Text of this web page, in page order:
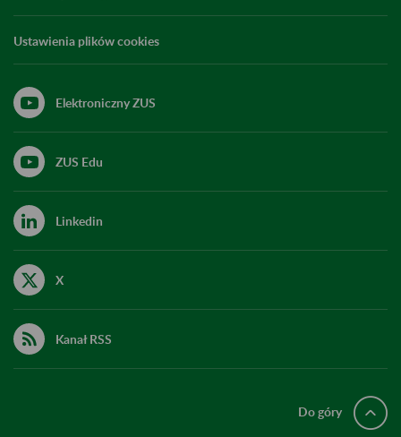
Ustawienia plików cookies
Elektroniczny ZUS
ZUS Edu
Linkedin
X
Kanał RSS
Do góry